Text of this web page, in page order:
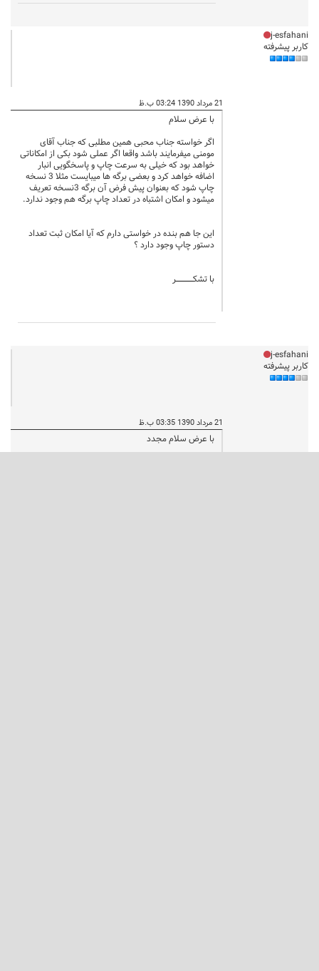
j-esfahani
کاربر پیشرفته
21 مرداد 1390 03:24 ب.ظ
با عرض سلام
اگر خواسته جناب محبی همین مطلبی که جناب آقای
مومنی میفرمایند باشد واقعا اگر عملی شود بکی از امکاناتی
خواهد بود که خیلی به سرعت چاپ و پاسخگویی انبار
اضافه خواهد کرد و بعضی برگه ها میبایست مثلا 3 نسخه
چاپ شود که بعنوان پیش فرض آن برگه 3نسخه تعریف
میشود و امکان اشتباه در تعداد چاپ برگه هم وجود ندارد.
این جا هم بنده در خواستی دارم که آیا امکان ثبت تعداد
دستور چاپ وجود دارد ؟
با تشکــــــــــــــــــــــــر
j-esfahani
کاربر پیشرفته
21 مرداد 1390 03:35 ب.ظ
با عرض سلام مجدد